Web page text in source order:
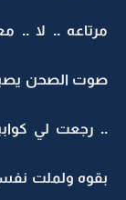
مرتاعه .. لا ..
صوت الصحن
.. رجعت لي
بقوه ولملت